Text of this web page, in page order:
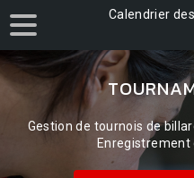
Calendrier
Gestion de tournois de
Enregistrement